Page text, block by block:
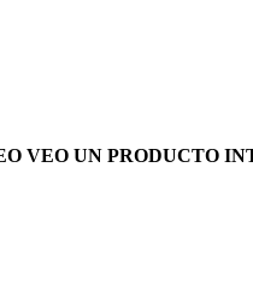
VEO UN PRODUCTO